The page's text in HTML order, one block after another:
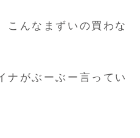
こんなまずいの買わな
ナがぶーぶー言ってい